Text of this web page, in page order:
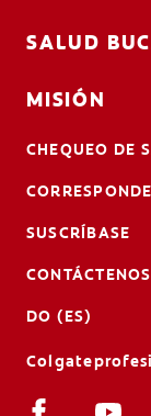
SALUD
MISIÓN
CHEQUEO DE
SUSCRÍBASE
CONTÁCTENOS
DO (ES)